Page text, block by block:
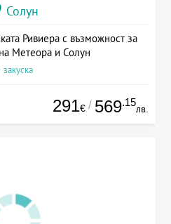
Солун
Ривиера с възможност за
Метеора и Солун
закуска
291€ / 569.15
лв.